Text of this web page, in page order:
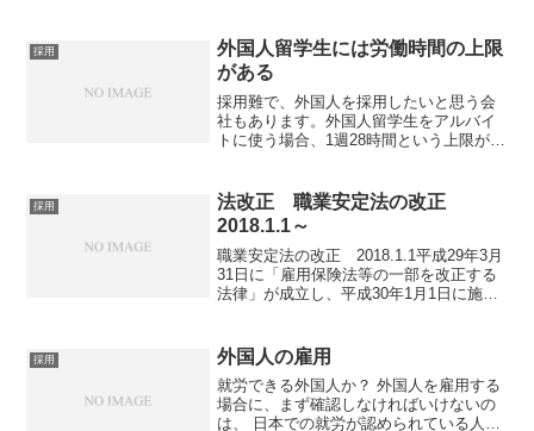
は、「期首における在籍...
採用
外国人留学生には労働時間の上限
がある
採用難で、外国人を採用したいと思う会
社もあります。外国人留学生をアルバイ
トに使う場合、1週28時間という上限があ
されます。働くのに必要な在留資格（就
労ビザ）外国人が日本...
採用
法改正 職業安定法の改正
2018.1.1～
職業安定法の改正 2018.1.1平成29年3月
31日に「雇用保険法等の一部を改正する
法律」が成立し、平成30年1月1日に施行
ーク等へ求人申込みをする際やホームペ
ージ等...
採用 外国人の雇用
就労できる外国人か？ 外国人を雇用する
場合に、まず確認しなければいけないの
は、 日本での就労が認められている人な